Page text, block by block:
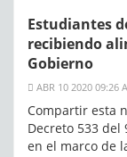
Estudiantes
recibiendo
Gobierno
ABR 10 2020 09:26
Compartir esta
Decreto 533 del
en el marco de